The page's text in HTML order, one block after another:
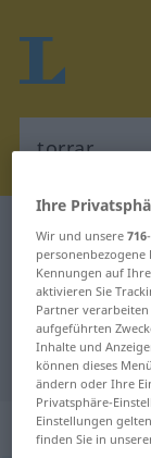
"torrar"
"torrar"
Ihre
Wir und unsere716
Kennungen auf
aktivieren Sie
Partner
aufgeführten
Inhalte und
können dieses
ändern oder Ihre
Privatsphäre-
Einstellungen
finden Sie in